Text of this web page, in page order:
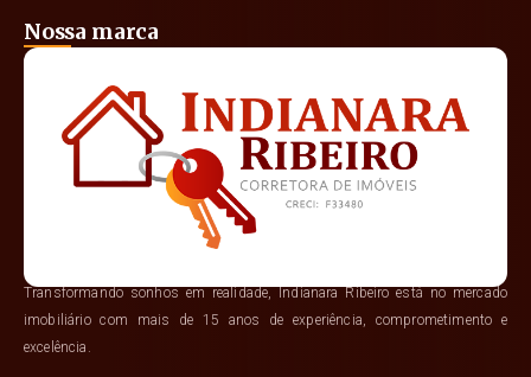
Nossa marca
Transformando sonhos em realidade, Indianara Ribeiro está no mercado
imobiliário com mais de 15 anos de experiência, comprometimento e
excelência.